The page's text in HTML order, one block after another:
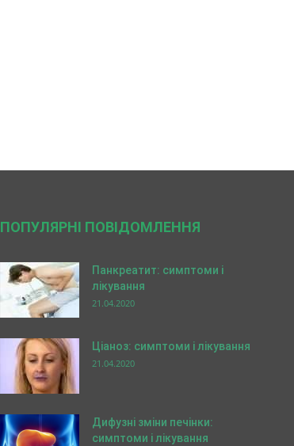
ПОПУЛЯРНІ ПОВІДОМЛЕННЯ
Панкреатит: симптоми і
лікування
21.04.2020
Ціаноз: симптоми і лікування
21.04.2020
Дифузні зміни печінки:
симптоми і лікування